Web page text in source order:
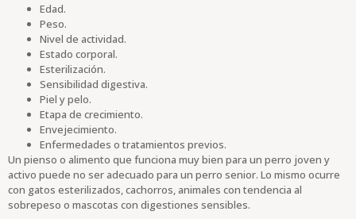
Edad.
Peso.
Nivel de actividad.
Estado corporal.
Esterilización.
Sensibilidad digestiva.
Piel y pelo.
Etapa de crecimiento.
Envejecimiento.
Enfermedades o tratamientos previos.
Un pienso o alimento que funciona muy bien para un perro joven y
activo puede no ser adecuado para un perro senior. Lo mismo ocurre
con gatos esterilizados, cachorros, animales con tendencia al
sobrepeso o mascotas con digestiones sensibles.